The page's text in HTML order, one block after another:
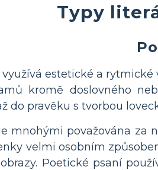
Typy
estetické a
kromě doslovného
do pravěku s tvorbou
mnohými považována za
velmi osobním
Poetické psaní